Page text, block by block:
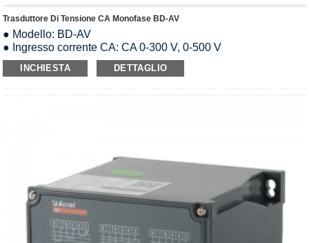
Trasduttore Di Tensione CA Monofase BD-AV
● Modello: BD-AV
● Ingresso corrente CA: CA 0-300 V, 0-500 V
● Sovraccarico: 1,2 volte il valore nominale
● Uscita analogica: DC0-5V/0-10V/0-20mA/4-20mA
INCHIESTA DETTAGLIO